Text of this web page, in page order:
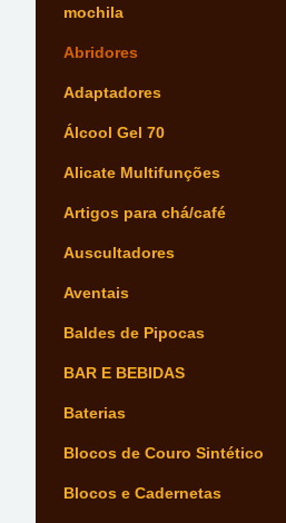
mochila
Abridores
Adaptadores
Álcool Gel 70
Alicate Multifunções
Artigos para chá/café
Auscultadores
Aventais
Baldes de Pipocas
BAR E BEBIDAS
Baterias
Blocos de Couro Sintético
Blocos e Cadernetas